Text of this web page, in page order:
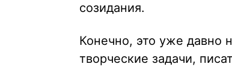
созидания.
Конечно, это уже давно
творческие задачи,